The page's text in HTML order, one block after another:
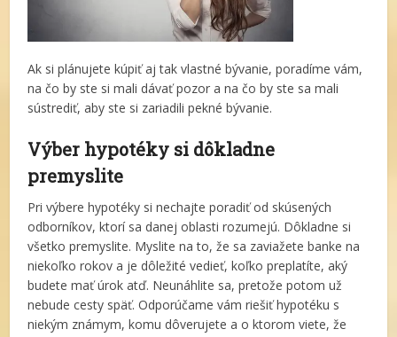
Ak si plánujete kúpiť aj tak vlastné bývanie, poradíme vám,
na čo by ste si mali dávať pozor a na čo by ste sa mali
sústrediť, aby ste si zariadili pekné bývanie.
Výber hypotéky si dôkladne
premyslite
Pri výbere hypotéky si nechajte poradiť od skúsených
odborníkov, ktorí sa danej oblasti rozumejú. Dôkladne si
všetko premyslite. Myslite na to, že sa zaviažete banke na
niekoľko rokov a je dôležité vedieť, koľko preplatíte, aký
budete mať úrok atď. Neunáhlite sa, pretože potom už
nebude cesty späť. Odporúčame vám riešiť hypotéku s
niekým známym, komu dôverujete a o ktorom viete, že